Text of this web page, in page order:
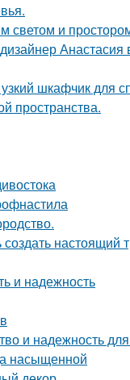
светом и
Анастасия
шкафчик для
пространства.
настоящий
и надежность
и надежность
насыщенной